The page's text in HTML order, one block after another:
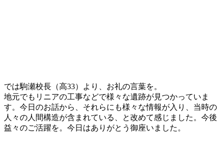
では駒瀬校長（高33）より、お礼の言葉を。
地元でもリニアの工事などで様々な遺跡が見つかっていま
す。今日のお話から、それらにも様々な情報が入り、当時の
人々の人間構造が含まれている、と改めて感じました。今後
益々のご活躍を。今日はありがとう御座いました。